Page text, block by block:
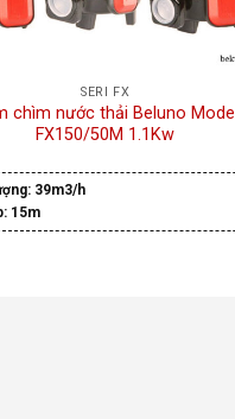
SERI FX
chìm nước thải Beluno Model
FX150/50M 1.1Kw
39m3/h
15m